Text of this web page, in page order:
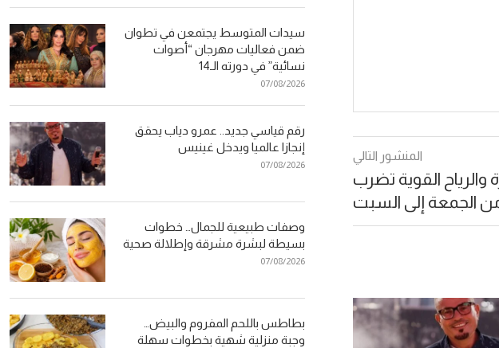
المنشور التالي
والرياح القوية تضرب
الجمعة إلى السبت
سيدات المتوسط يجتمعن في تطوان
ضمن فعاليات مهرجان “أصوات
نسائية” في دورته الـ14
07/08/2026
رقم قياسي جديد.. عمرو دياب يحقق
إنجازا عالميا ويدخل غينيس
07/08/2026
وصفات طبيعية للجمال… خطوات
بسيطة لبشرة مشرقة وإطلالة صحية
07/08/2026
بطاطس باللحم المفروم والبيض…
وجبة منزلية شهية بخطوات سهلة